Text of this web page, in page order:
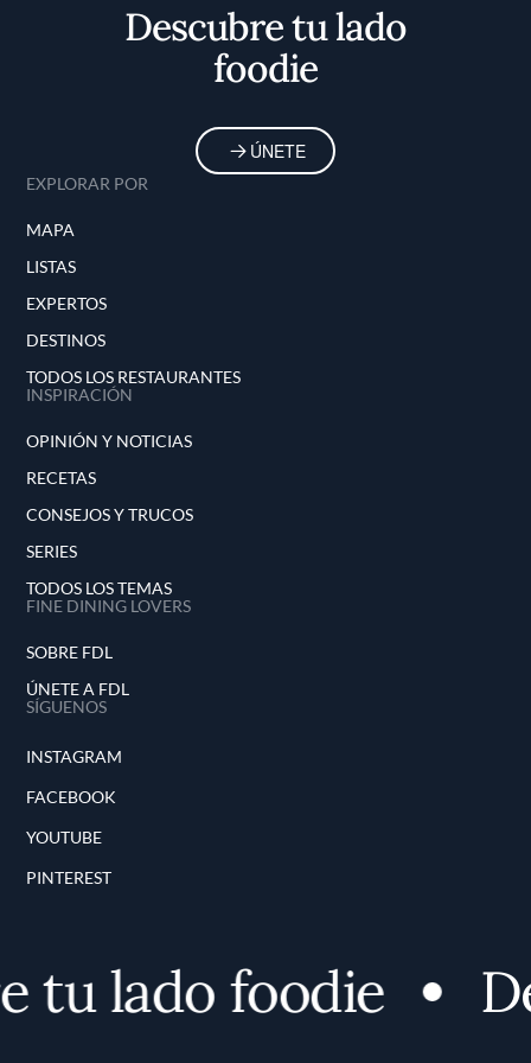
Descubre tu lado
foodie
ÚNETE
EXPLORAR POR
MAPA
LISTAS
EXPERTOS
DESTINOS
TODOS LOS RESTAURANTES
INSPIRACIÓN
OPINIÓN Y NOTICIAS
RECETAS
CONSEJOS Y TRUCOS
SERIES
TODOS LOS TEMAS
FINE DINING LOVERS
SOBRE FDL
ÚNETE A FDL
SÍGUENOS
INSTAGRAM
FACEBOOK
YOUTUBE
PINTEREST
lado foodie